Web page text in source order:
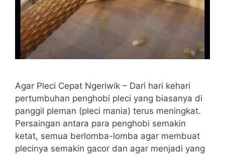
Agar Pleci Cepat Ngeriwik – Dari hari kehari
pertumbuhan penghobi pleci yang biasanya di
panggil pleman (pleci mania) terus meningkat.
Persaingan antara para penghobi semakin
ketat, semua berlomba-lomba agar membuat
plecinya semakin gacor dan agar menjadi yang